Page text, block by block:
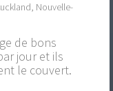
Nouvelle-
de bons
jour et ils
le couvert.